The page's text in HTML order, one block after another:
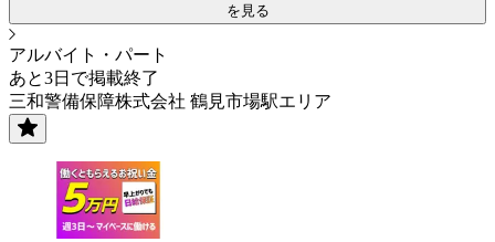
を見る
アルバイト・パート
あと3日で掲載終了
三和警備保障株式会社 鶴見市場駅エリア